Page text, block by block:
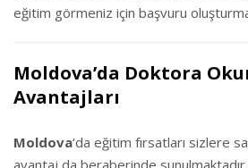
eğitim görmeniz için başvuru
Moldova’da Doktora
Avantajları
Moldova‘da eğitim fırsatları sizlere
avantaj da beraberinde